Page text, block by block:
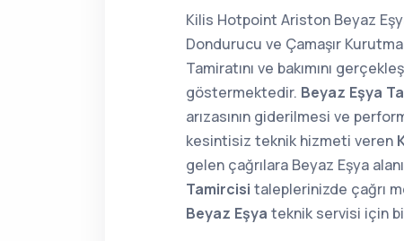
Kilis Hotpoint Ariston Beyaz
Dondurucu ve Çamaşır
Tamiratını ve bakımını
göstermektedir. Beyaz Eşya
arızasının giderilmesi ve
kesintisiz teknik hizmeti veren
gelen çağrılara Beyaz Eşya
Tamircisi taleplerinizde çağrı
Beyaz Eşya teknik servisi için